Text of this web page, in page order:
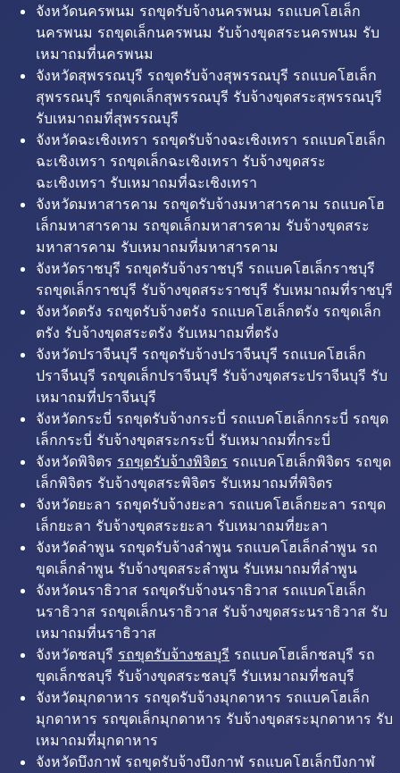
จังหวัดนครพนม รถขุดรับจ้างนครพนม รถแบคโฮเล็ก
นครพนม รถขุดเล็กนครพนม รับจ้างขุดสระนครพนม รับ
เหมาถมที่นครพนม
จังหวัดสุพรรณบุรี รถขุดรับจ้างสุพรรณบุรี รถแบคโฮเล็ก
สุพรรณบุรี รถขุดเล็กสุพรรณบุรี รับจ้างขุดสระสุพรรณบุรี
รับเหมาถมที่สุพรรณบุรี
จังหวัดฉะเชิงเทรา รถขุดรับจ้างฉะเชิงเทรา รถแบคโฮเล็ก
ฉะเชิงเทรา รถขุดเล็กฉะเชิงเทรา รับจ้างขุดสระ
ฉะเชิงเทรา รับเหมาถมที่ฉะเชิงเทรา
จังหวัดมหาสารคาม รถขุดรับจ้างมหาสารคาม รถแบคโฮ
เล็กมหาสารคาม รถขุดเล็กมหาสารคาม รับจ้างขุดสระ
มหาสารคาม รับเหมาถมที่มหาสารคาม
จังหวัดราชบุรี รถขุดรับจ้างราชบุรี รถแบคโฮเล็กราชบุรี
รถขุดเล็กราชบุรี รับจ้างขุดสระราชบุรี รับเหมาถมที่ราชบุรี
จังหวัดตรัง รถขุดรับจ้างตรัง รถแบคโฮเล็กตรัง รถขุดเล็ก
ตรัง รับจ้างขุดสระตรัง รับเหมาถมที่ตรัง
จังหวัดปราจีนบุรี รถขุดรับจ้างปราจีนบุรี รถแบคโฮเล็ก
ปราจีนบุรี รถขุดเล็กปราจีนบุรี รับจ้างขุดสระปราจีนบุรี รับ
เหมาถมที่ปราจีนบุรี
จังหวัดกระบี่ รถขุดรับจ้างกระบี่ รถแบคโฮเล็กกระบี่ รถขุด
เล็กกระบี่ รับจ้างขุดสระกระบี่ รับเหมาถมที่กระบี่
จังหวัดพิจิตร รถขุดรับจ้างพิจิตร รถแบคโฮเล็กพิจิตร รถขุด
เล็กพิจิตร รับจ้างขุดสระพิจิตร รับเหมาถมที่พิจิตร
จังหวัดยะลา รถขุดรับจ้างยะลา รถแบคโฮเล็กยะลา รถขุด
เล็กยะลา รับจ้างขุดสระยะลา รับเหมาถมที่ยะลา
จังหวัดลำพูน รถขุดรับจ้างลำพูน รถแบคโฮเล็กลำพูน รถ
ขุดเล็กลำพูน รับจ้างขุดสระลำพูน รับเหมาถมที่ลำพูน
จังหวัดนราธิวาส รถขุดรับจ้างนราธิวาส รถแบคโฮเล็ก
นราธิวาส รถขุดเล็กนราธิวาส รับจ้างขุดสระนราธิวาส รับ
เหมาถมที่นราธิวาส
จังหวัดชลบุรี รถขุดรับจ้างชลบุรี รถแบคโฮเล็กชลบุรี รถ
ขุดเล็กชลบุรี รับจ้างขุดสระชลบุรี รับเหมาถมที่ชลบุรี
จังหวัดมุกดาหาร รถขุดรับจ้างมุกดาหาร รถแบคโฮเล็ก
มุกดาหาร รถขุดเล็กมุกดาหาร รับจ้างขุดสระมุกดาหาร รับ
เหมาถมที่มุกดาหาร
จังหวัดบึงกาฬ รถขุดรับจ้างบึงกาฬ รถแบคโฮเล็กบึงกาฬ